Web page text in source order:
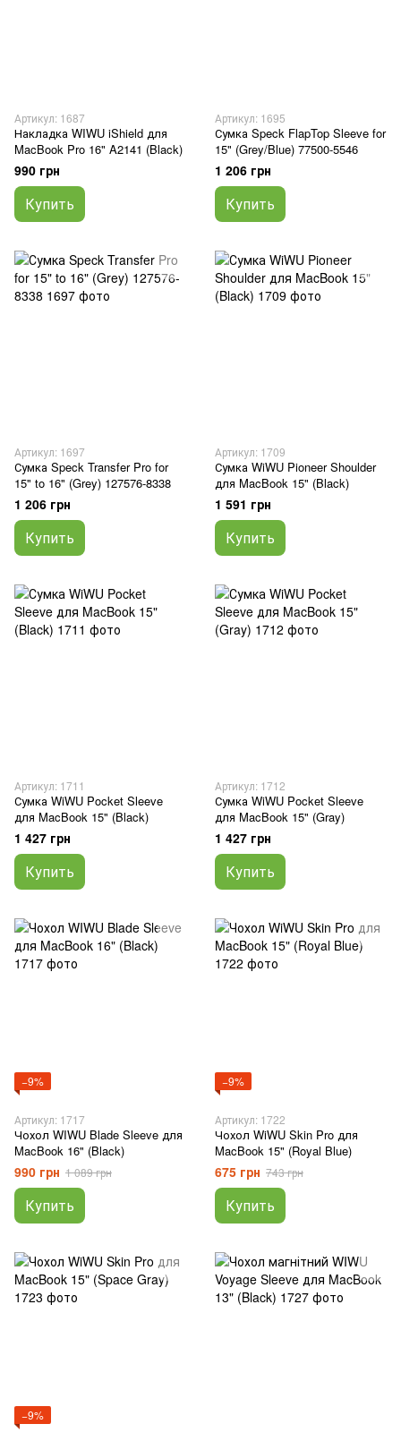
Артикул: 1687
Накладка WIWU iShield для
MacBook Pro 16" A2141 (Black)
990 грн
Купить
Артикул: 1695
Сумка Speck FlapTop Sleeve for
15" (Grey/Blue) 77500-5546
1 206 грн
Купить
Артикул: 1697
Сумка Speck Transfer Pro for
15" to 16" (Grey) 127576-8338
1 206 грн
Купить
Артикул: 1709
Сумка WiWU Pioneer Shoulder
для MacBook 15" (Black)
1 591 грн
Купить
Артикул: 1711
Сумка WiWU Pocket Sleeve
для MacBook 15" (Black)
1 427 грн
Купить
Артикул: 1712
Сумка WiWU Pocket Sleeve
для MacBook 15" (Gray)
1 427 грн
Купить
−9%
Артикул: 1717
Чохол WIWU Blade Sleeve для
MacBook 16" (Black)
990 грн 1 089 грн
Купить
−9%
Артикул: 1722
Чохол WiWU Skin Pro для
MacBook 15" (Royal Blue)
675 грн 743 грн
Купить
−9%